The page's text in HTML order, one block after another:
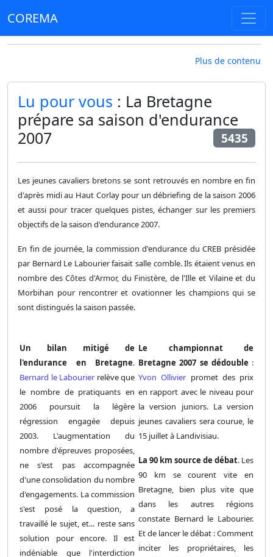
COREMA
Plus de contenu
Lu pour vous : La Bretagne
prépare sa saison d'endurance
2007
5435
Les jeunes cavaliers bretons se sont retrouvés en nombre en fin
d'après midi au Haut Corlay pour un débriefing de la saison 2006
et aussi pour tracer quelques pistes, échanger sur les premiers
objectifs de la saison d'endurance 2007.
En fin de journée, la commission d'endurance du CREB présidée
par Bernard Le Labourier faisait salle comble. Ils étaient venus en
nombre des Côtes d'Armor, du Finistère, de l'Ille et Vilaine et du
Morbihan pour rencontrer et ovationner les champions qui se
sont distingués la saison passée.
Un bilan mitigé de
l'endurance en Bretagne.
Bernard le Labourier relève que
le nombre de pratiquants en
2006 poursuit la légère
régression engagée depuis
2003. L'augmentation du
nombre d'épreuves proposées,
ne s'est pas accompagnée
d'une consolidation du nombre
d'engagements. La commission
s'est posé la question, a
travaillé le sujet, et... reste sans
solution pour encore. Il est
indéniable que l'interdiction
Le championnat de
Bretagne 2007 se dédouble :
Yvon Ollivier promet des prix
en rapport avec le niveau pour
la version juniors. La version
jeunes cavaliers sera courue, le
15 juillet à Landivisiau.
La 90 km source de débat. Les
90 km se courent vite en
Bretagne, bien plus vite que
dans les autres régions
constate Bernard le Labourier.
Et de lancer le débat : Comment
inciter les propriétaires, les